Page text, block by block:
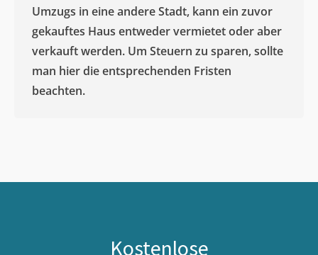
Umzugs in eine andere Stadt, kann ein zuvor
gekauftes Haus entweder vermietet oder aber
verkauft werden. Um Steuern zu sparen, sollte
man hier die entsprechenden Fristen
beachten.
Kostenlose